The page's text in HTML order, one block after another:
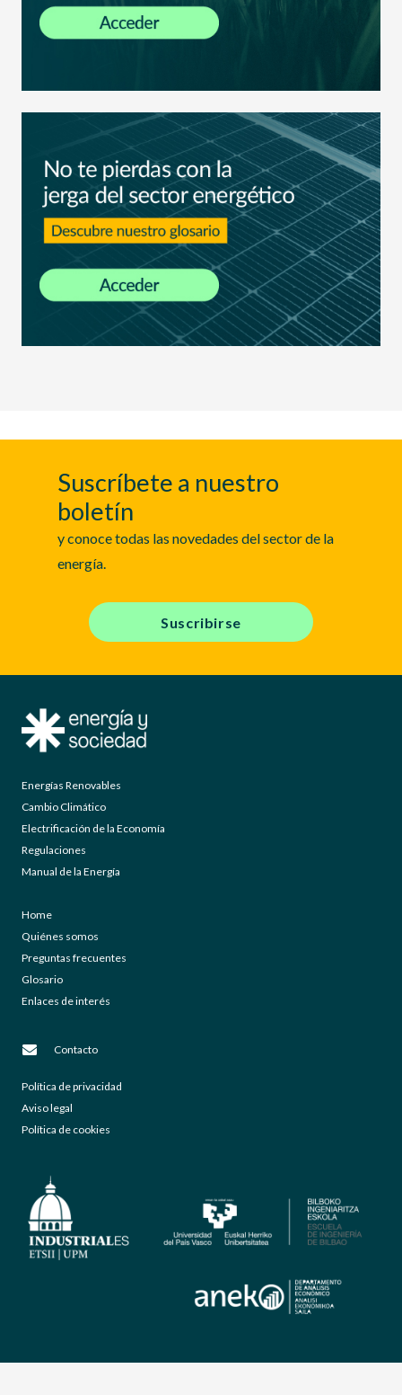
Suscríbete a nuestro
boletín
y conoce todas las novedades del sector de la
energía.
Suscribirse
Energías Renovables
Cambio Climático
Electrificación de la Economía
Regulaciones
Manual de la Energía
Home
Quiénes somos
Preguntas frecuentes
Glosario
Enlaces de interés
Contacto
Política de privacidad
Aviso legal
Política de cookies